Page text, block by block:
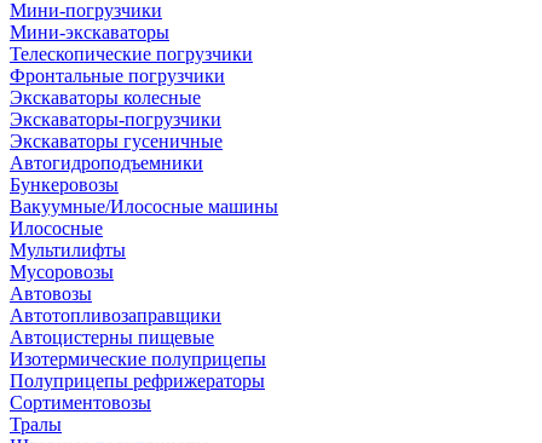
Мини-погрузчики
Мини-экскаваторы
Телескопические погрузчики
Фронтальные погрузчики
Экскаваторы колесные
Экскаваторы-погрузчики
Экскаваторы гусеничные
Автогидроподъемники
Бункеровозы
Вакуумные/Илососные машины
Илососные
Мультилифты
Мусоровозы
Автовозы
Автотопливозаправщики
Автоцистерны пищевые
Изотермические полуприцепы
Полуприцепы рефрижераторы
Сортиментовозы
Тралы